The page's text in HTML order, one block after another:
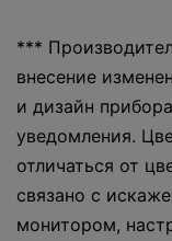
***
внесение
и дизайн
уведомления.
отличаться от
связано с
монитором,